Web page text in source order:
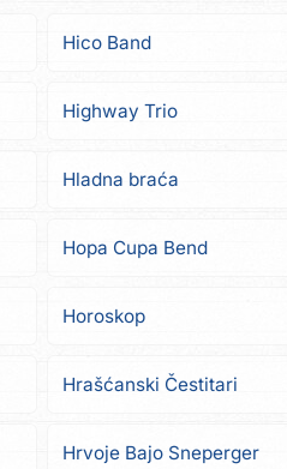
Hico Band
Highway Trio
Hladna braća
Hopa Cupa Bend
Horoskop
Hrašćanski Čestitari
Hrvoje Bajo Sneperger